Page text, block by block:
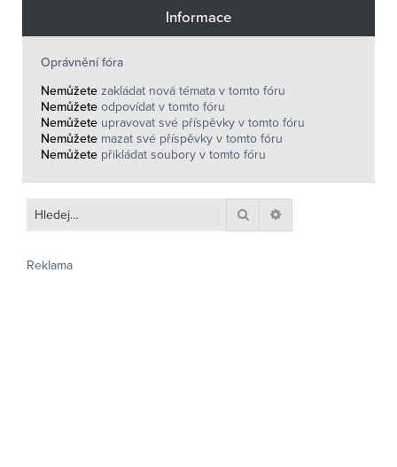
Informace
Oprávnění fóra
Nemůžete zakládat nová témata v tomto fóru
Nemůžete odpovídat v tomto fóru
Nemůžete upravovat své příspěvky v tomto fóru
Nemůžete mazat své příspěvky v tomto fóru
Nemůžete přikládat soubory v tomto fóru
Hledat
Reklama